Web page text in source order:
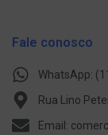
Fale conosco
WhatsApp:
Rua Lino
Email: